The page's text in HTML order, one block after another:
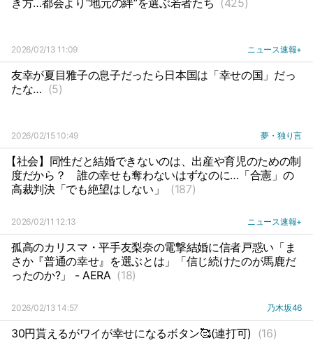
き方…都会より“地元の絆”を選ぶ若者たち (425)
2026/02/13 11:09 ニュース速報+
友幸が夏目雅子の息子だったら日本国は「幸せの国」だっ
たな… (5)
2026/02/15 10:49 夢・独り言
【社会】同性だと結婚できないのは、出産や育児のための制
度だから？
誰の幸せも奪わないはずなのに…「合憲」の
高裁判決「でも絶望はしない」
(187)
2026/02/11 12:13 ニュース速報+
孤高のカリスマ・平手友梨奈の電撃結婚に信者戸惑い「ま
さか『普通の幸せ』を選ぶとは」「信じ続けたのが馬鹿だ
ったのか?」 - AERA (18)
2026/02/13 14:57 乃木坂46
30円貰えるがワイが幸せになるボタン🥰(連打可) (16)